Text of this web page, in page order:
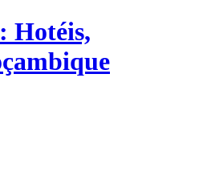
Hotéis,